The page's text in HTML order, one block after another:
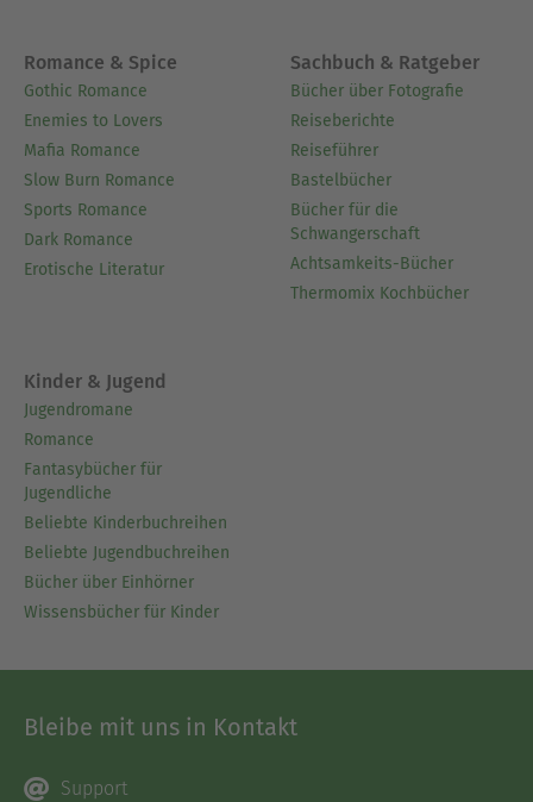
Romance & Spice
Gothic Romance
Enemies to Lovers
Mafia Romance
Slow Burn Romance
Sports Romance
Dark Romance
Erotische Literatur
Sachbuch & Ratgeber
Bücher über Fotografie
Reiseberichte
Reiseführer
Bastelbücher
Bücher für die
Schwangerschaft
Achtsamkeits-Bücher
Thermomix Kochbücher
Kinder & Jugend
Jugendromane
Romance
Fantasybücher für
Jugendliche
Beliebte Kinderbuchreihen
Beliebte Jugendbuchreihen
Bücher über Einhörner
Wissensbücher für Kinder
Bleibe mit uns in Kontakt
Support